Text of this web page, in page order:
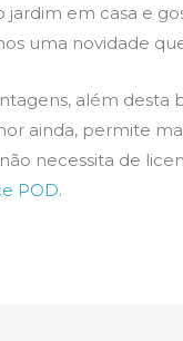
em casa e
uma novidade
além
ainda, permite
necessita de
POD.